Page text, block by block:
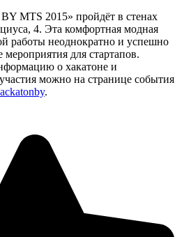
MTS 2015» пройдёт в стенах
4. Эта комфортная модная
работы неоднократно и успешно
для стартапов.
о хакатоне и
можно на странице события
.